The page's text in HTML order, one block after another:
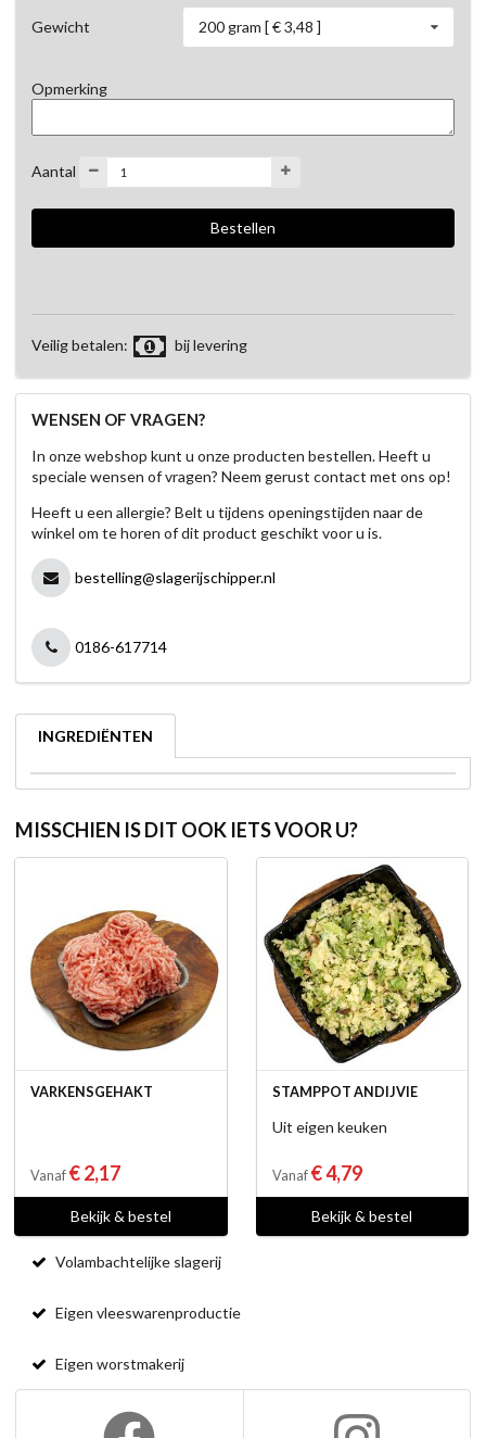
Gewicht 200 gram [ € 3,48 ]
Opmerking
Aantal
Veilig betalen: bij levering
WENSEN OF VRAGEN?
In onze webshop kunt u onze producten bestellen. Heeft u
speciale wensen of vragen? Neem gerust contact met ons op!
Heeft u een allergie? Belt u tijdens openingstijden naar de
winkel om te horen of dit product geschikt voor u is.
bestelling@slagerijschipper.nl
0186-617714
INGREDIËNTEN
MISSCHIEN IS DIT OOK IETS VOOR U?
VARKENSGEHAKT
Vanaf € 2,17
Bekijk & bestel
STAMPPOT ANDIJVIE
Uit eigen keuken
Vanaf € 4,79
Bekijk & bestel
Volambachtelijke slagerij
Eigen vleeswarenproductie
Eigen worstmakerij